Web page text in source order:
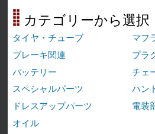
カテゴリーから選択
タイヤ・チューブ
マフ
ブレーキ関連
プラ
バッテリー
チェ
スペシャルパーツ
ハン
ドレスアップパーツ
電装
オイル